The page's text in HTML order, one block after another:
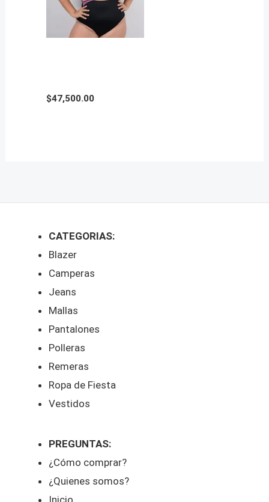
$47,500.00
CATEGORIAS:
Blazer
Camperas
Jeans
Mallas
Pantalones
Polleras
Remeras
Ropa de Fiesta
Vestidos
PREGUNTAS:
¿Cómo comprar?
¿Quienes somos?
Inicio